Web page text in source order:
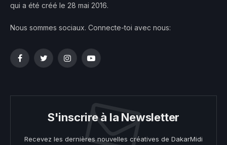
qui a été créé le 28 mai 2016.
Nous sommes sociaux. Connecte-toi avec nous:
FacebookTwitterInstagramYouTube
S'inscrire à la Newsletter
Recevez les dernières nouvelles créatives de DakarMidi